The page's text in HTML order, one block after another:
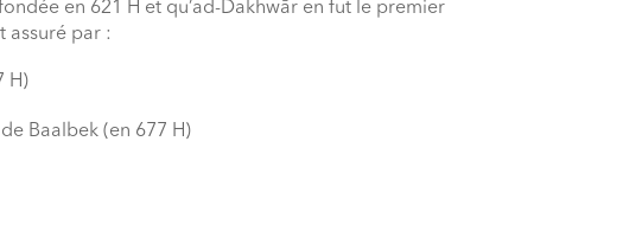
en 621 H et qu’ad-Dakhwār en fut le premier
assuré par :
H)
Baalbek (en 677 H)